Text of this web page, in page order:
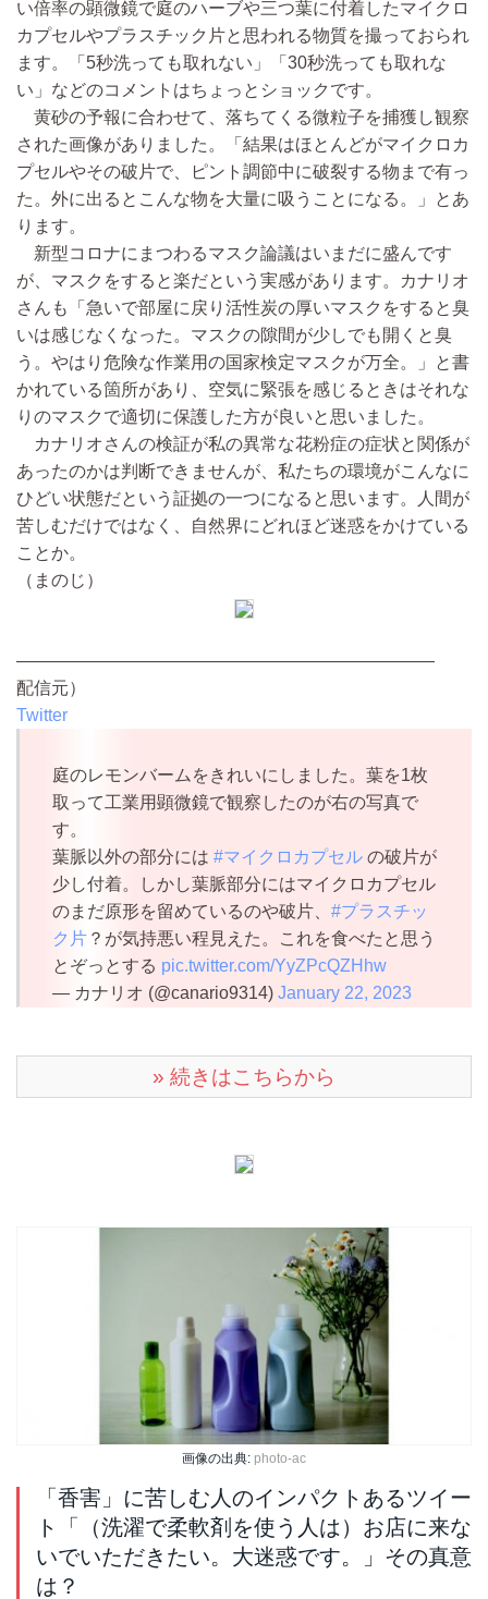
い倍率の顕微鏡で庭のハーブや三つ葉に付着したマイクロ
カプセルやプラスチック片と思われる物質を撮っておられ
ます。「5秒洗っても取れない」「30秒洗っても取れな
い」などのコメントはちょっとショックです。
黄砂の予報に合わせて、落ちてくる微粒子を捕獲し観察
された画像がありました。「結果はほとんどがマイクロカ
プセルやその破片で、ピント調節中に破裂する物まで有っ
た。外に出るとこんな物を大量に吸うことになる。」とあ
ります。
新型コロナにまつわるマスク論議はいまだに盛んです
が、マスクをすると楽だという実感があります。カナリオ
さんも「急いで部屋に戻り活性炭の厚いマスクをすると臭
いは感じなくなった。マスクの隙間が少しでも開くと臭
う。やはり危険な作業用の国家検定マスクが万全。」と書
かれている箇所があり、空気に緊張を感じるときはそれな
りのマスクで適切に保護した方が良いと思いました。
カナリオさんの検証が私の異常な花粉症の症状と関係が
あったのかは判断できませんが、私たちの環境がこんなに
ひどい状態だという証拠の一つになると思います。人間が
苦しむだけではなく、自然界にどれほど迷惑をかけている
ことか。
（まのじ）
————————————————————————
配信元）
Twitter
庭のレモンバームをきれいにしました。葉を1枚
取って工業用顕微鏡で観察したのが右の写真で
す。
葉脈以外の部分には #マイクロカプセルの破片が
少し付着。しかし葉脈部分にはマイクロカプセル
のまだ原形を留めているのや破片、 #プラスチッ
ク片？が気持悪い程見えた。これを食べたと思う
とぞっとする pic.twitter.com/YyZPcQZHhw
— カナリオ (@canario9314) January 22, 2023
» 続きはこちらから
画像の出典: photo-ac
「香害」に苦しむ人のインパクトあるツイー
ト「（洗濯で柔軟剤を使う人は）お店に来な
いでいただきたい。大迷惑です。」その真意
は？